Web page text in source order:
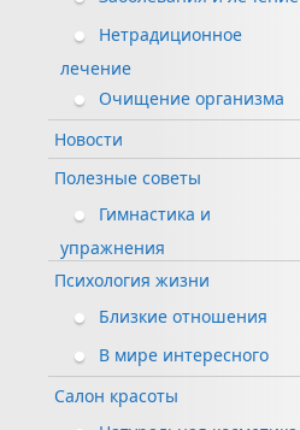
Нетрадиционное
лечение
Очищение организма
Новости
Полезные советы
Гимнастика и
упражнения
Психология жизни
Близкие отношения
В мире интересного
Салон красоты